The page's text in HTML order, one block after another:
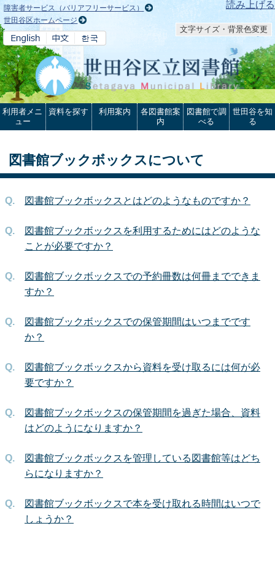
本文へ 読み上げる
障害者サービス（バリアフリーサービス）
世田谷区ホームページ
文字サイズ・背景色変更
利用者メニ
ュー
資料を探す 利用案内
各図書館案
内
図書館で調
べる
世田谷を知
る
図書館ブックボックスについて
図書館ブックボックスとはどのようなものですか？
図書館ブックボックスを利用するためにはどのような
ことが必要ですか？
図書館ブックボックスでの予約冊数は何冊までできま
すか？
図書館ブックボックスでの保管期間はいつまでです
か？
図書館ブックボックスから資料を受け取るには何が必
要ですか？
図書館ブックボックスの保管期間を過ぎた場合、資料
はどのようになりますか？
図書館ブックボックスを管理している図書館等はどち
らになりますか？
図書館ブックボックスで本を受け取れる時間はいつで
しょうか？